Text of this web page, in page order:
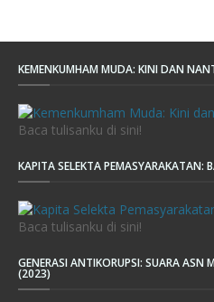
KEMENKUMHAM MUDA: KINI DAN
Baca tulisanku di sini!
KAPITA SELEKTA PEMASYARAKATAN:
Baca tulisanku di sini!
GENERASI ANTIKORUPSI: SUARA ASN
(2023)